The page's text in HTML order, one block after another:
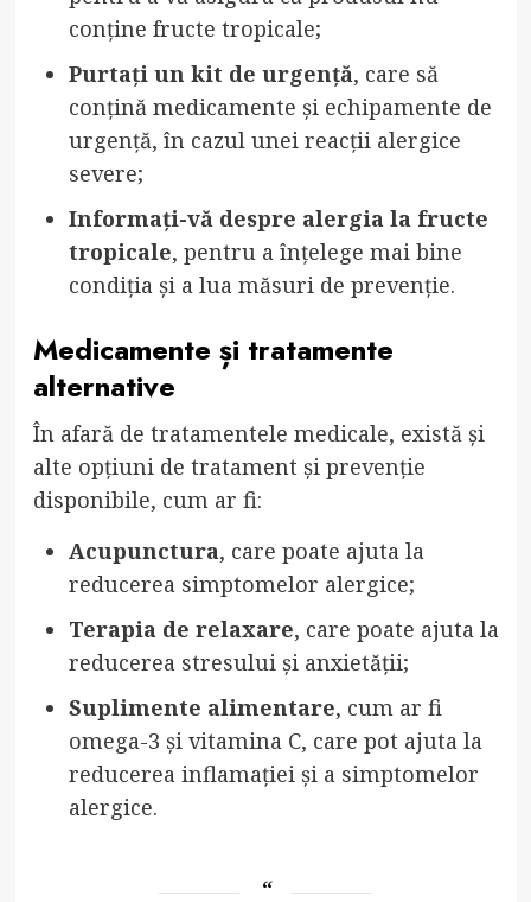
conține fructe tropicale;
Purtați un kit de urgență, care să
conțină medicamente și echipamente de
urgență, în cazul unei reacții alergice
severe;
Informați-vă despre alergia la fructe
tropicale, pentru a înțelege mai bine
condiția și a lua măsuri de prevenție.
Medicamente și tratamente
alternative
În afară de tratamentele medicale, există și
alte opțiuni de tratament și prevenție
disponibile, cum ar fi:
Acupunctura, care poate ajuta la
reducerea simptomelor alergice;
Terapia de relaxare, care poate ajuta la
reducerea stresului și anxietății;
Suplimente alimentare, cum ar fi
omega-3 și vitamina C, care pot ajuta la
reducerea inflamației și a simptomelor
alergice.